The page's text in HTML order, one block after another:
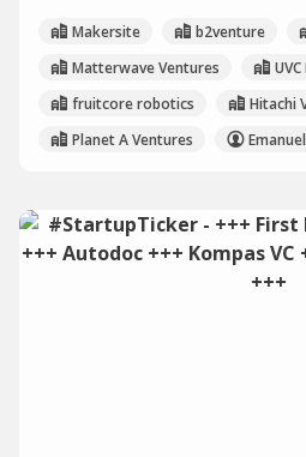
Makersite b2venture
Matterwave Ventures
fruitcore robotics
Hitachi
Planet A Ventures